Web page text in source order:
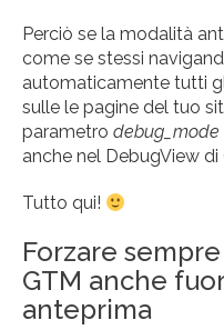
Perciò se la modalità
come se stessi
automaticamente tutti
sulle le pagine del tuo
parametro debug_mode
anche nel DebugView di
Tutto qui!
Forzare
GTM anche
anteprima